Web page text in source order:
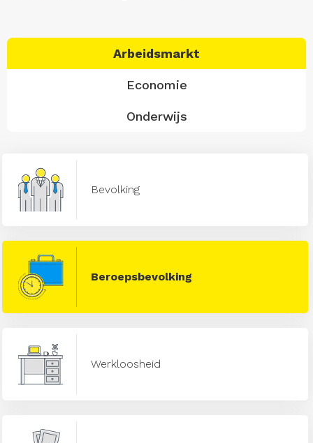
Arbeidsmarkt
Economie
Onderwijs
Bevolking
Beroepsbevolking
Werkloosheid